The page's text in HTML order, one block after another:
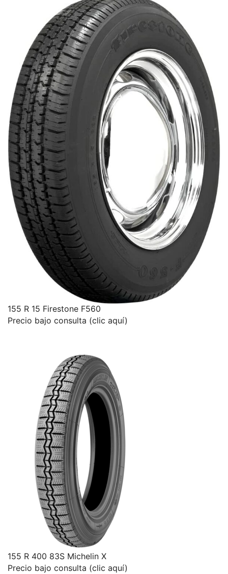
155 R 15 Firestone F560
Precio bajo consulta (clic aquí)
155 R 400 83S Michelin X
Precio bajo consulta (clic aquí)